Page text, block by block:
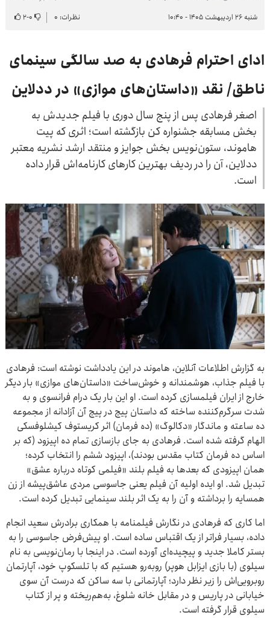
شنبه ۲۶ اردیبهشت ۱۴۰۵ - ۱۰:۴۰
نظرات: ۰ ۰-۲
ادای احترام فرهادی به صد سالگی سینمای
ناطق/ نقد «داستان‌های موازی» در ددلاین
اصغر فرهادی پس از پنج سال دوری با فیلم جدیدش به
بخش مسابقه جشنواره کن بازگشته است؛ اثری که پیت
هاموند، ستون‌نویس بخش جوایز و منتقد ارشد نشریه معتبر
ددلاین، آن را در ردیف بهترین کارهای کارنامه‌اش قرار داده
است.
به‌ گزارش اطلاعات آنلاین، هاموند در این یادداشت نوشته است: فرهادی
با فیلم جذاب، هوشمندانه و خوش‌ساخت «داستان‌های موازی» بار دیگر
خارج از ایران فیلمسازی کرده است. او این بار یک درام فرانسوی و به
شدت سرگرم‌کننده ساخته که داستان پیچ در پیچ آن آزادانه از مجموعه
ده ساعته و ماندگار «دکالوگ» (ده فرمان) اثر کریستوف کیشلوفسکی
الهام گرفته شده است. فرهادی به جای بازسازی تمام ده اپیزود (که بر
اساس ده فرمان کتاب مقدس بودند)، اپیزود ششم را انتخاب کرده؛
همان اپیزودی که بعدها به فیلم بلند «فیلمی کوتاه درباره عشق»
تبدیل شد. او ایده اولیه آن فیلم یعنی جاسوسی مردی عاشق‌پیشه از زن
همسایه را برداشته و آن را به یک اثر بلند سینمایی تبدیل کرده است.
اما کاری که فرهادی در نگارش فیلمنامه با همکاری برادرش سعید انجام
داده، بسیار فراتر از یک اقتباس ساده است. او پیش‌فرض جاسوسی را به
بستر کاملا جدید و پیچیده‌ای آورده است. در اینجا با رمان‌نویسی به نام
سیلوی (با بازی ایزابل هوپر) روبه‌رو هستیم که با تلسکوپ خود، آپارتمان
روبرویی‌اش را زیر نظر دارد؛ آپارتمانی با سه ساکن که درست آن سوی
خیابانی در پاریس و در مقابل خانه شلوغ، به‌هم‌ریخته و پر از کتاب
سیلوی قرار گرفته است.